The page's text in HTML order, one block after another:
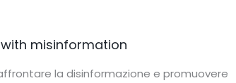
misinformation
la disinformazione e promuovere